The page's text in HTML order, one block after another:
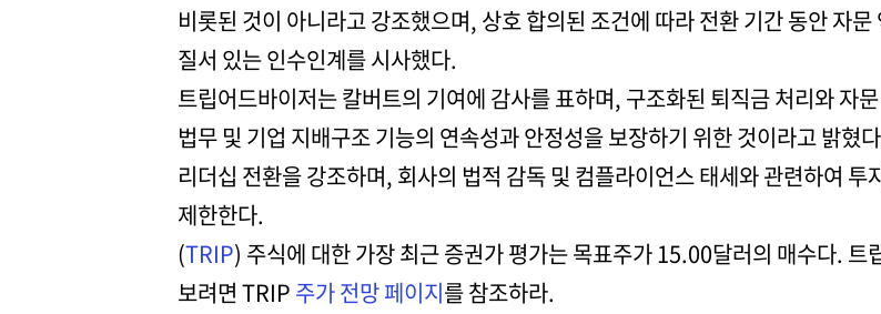
비롯된 것이 아니라고 강조했으며, 상호 합의된 조건에 따라 전환 기간 동안 자
질서 있는 인수인계를 시사했다.
트립어드바이저는 칼버트의 기여에 감사를 표하며, 구조화된 퇴직금 처리와 자
법무 및 기업 지배구조 기능의 연속성과 안정성을 보장하기 위한 것이라고 밝혔
리더십 전환을 강조하며, 회사의 법적 감독 및 컴플라이언스 태세와 관련하여
제한한다.
(TRIP) 주식에 대한 가장 최근 증권가 평가는 목표주가 15.00달러의 매수다.
보려면 TRIP 주가 전망 페이지를 참조하라.